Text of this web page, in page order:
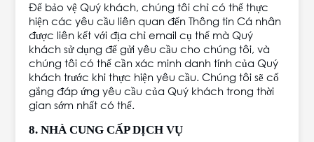
Để bảo vệ Quý khách, chúng tôi chỉ có thể thực
hiện các yêu cầu liên quan đến Thông tin Cá nhân
được liên kết với địa chỉ email cụ thể mà Quý
khách sử dụng để gửi yêu cầu cho chúng tôi, và
chúng tôi có thể cần xác minh danh tính của Quý
khách trước khi thực hiện yêu cầu. Chúng tôi sẽ cố
gắng đáp ứng yêu cầu của Quý khách trong thời
gian sớm nhất có thể.
8. NHÀ CUNG CẤP DỊCH VỤ